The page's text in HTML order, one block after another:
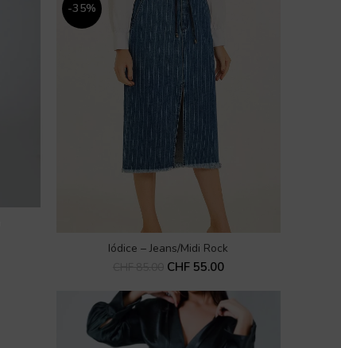
-35%
IN DEN WARENKORB
Iódice – Jeans/Midi Rock
CHF55.00